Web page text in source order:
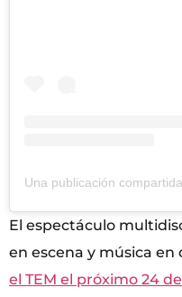
El espectáculo
en escena y música en
el TEM el próximo 24